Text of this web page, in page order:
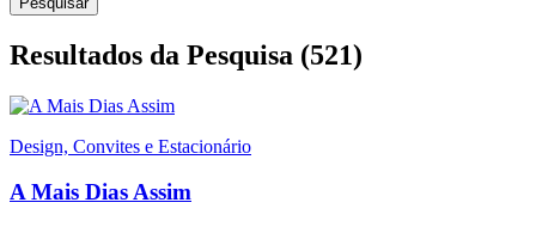
Resultados da Pesquisa (521)
Design, Convites e Estacionário
A Mais Dias Assim